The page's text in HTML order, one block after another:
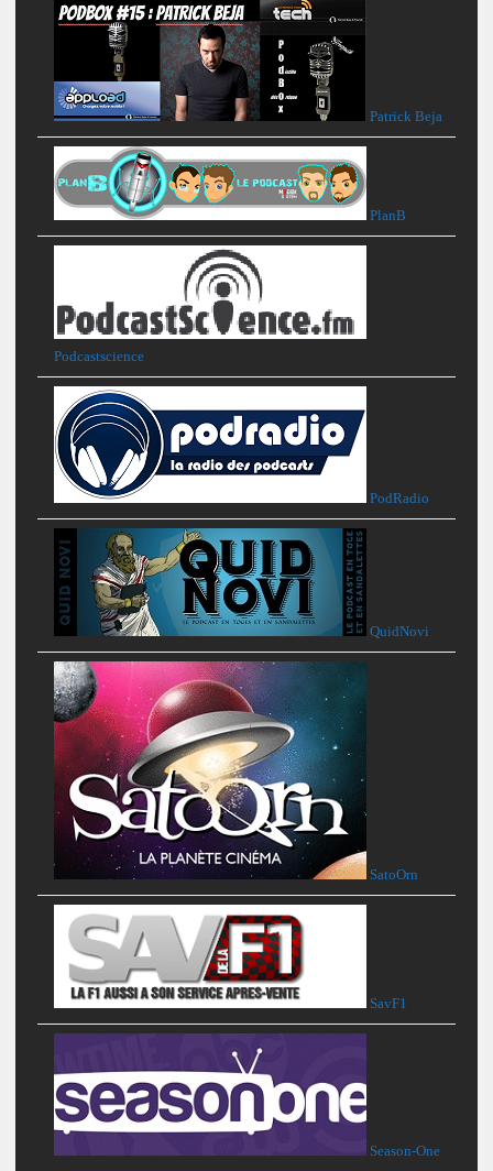
Patrick Beja
PlanB
Podcastscience
PodRadio
QuidNovi
SatoOrn
SavF1
Season-One